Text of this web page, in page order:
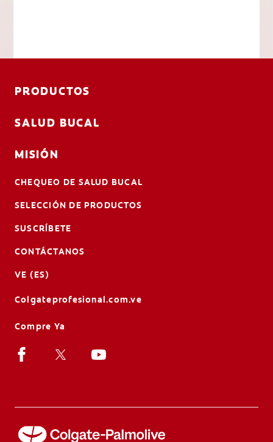
PRODUCTOS
SALUD BUCAL
MISIÓN
CHEQUEO DE SALUD BUCAL
SELECCIÓN DE PRODUCTOS
SUSCRÍBETE
CONTÁCTANOS
VE (ES)
Colgateprofesional.com.ve
Compre Ya